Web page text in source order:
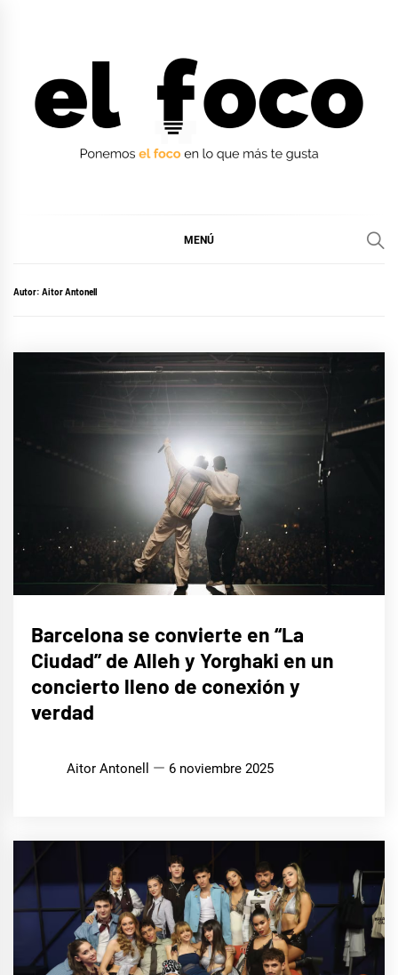
MENÚ
Autor: Aitor Antonell
Barcelona se convierte en “La
Ciudad” de Alleh y Yorghaki en un
concierto lleno de conexión y
verdad
Aitor Antonell 6 noviembre 2025